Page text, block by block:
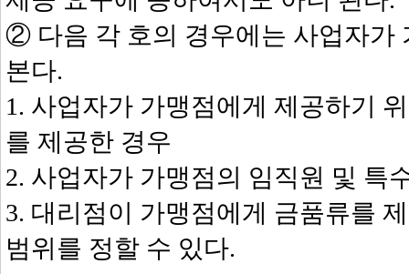
② 다음 각 호의 경우에는 사업자가
본다.
1. 사업자가 가맹점에게 제공하기
를 제공한 경우
2. 사업자가 가맹점의 임직원 및 특
3. 대리점이 가맹점에게 금품류를
범위를 정할 수 있다.